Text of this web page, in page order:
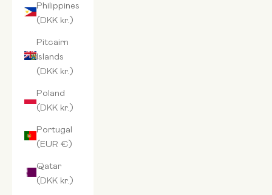
Philippines
(DKK kr.)
Pitcairn
Islands
(DKK kr.)
Poland
(DKK kr.)
Portugal
(EUR €)
Qatar
(DKK kr.)